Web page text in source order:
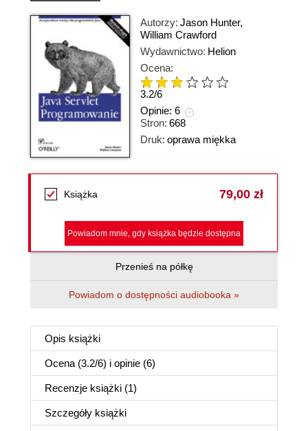
Autorzy: Jason Hunter,
William Crawford
Wydawnictwo: Helion
Ocena:
3.2/6
Opinie: 6
Stron: 668
Druk: oprawa miękka
Książka 79,00 zł
Powiadom mnie, gdy książka będzie dostępna
Przenieś na półkę
Powiadom o dostępności audiobooka »
Opis książki
Ocena (3.2/6) i opinie (6)
Recenzje książki (1)
Szczegóły książki